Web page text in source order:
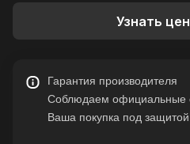
Узнать
Гарантия производителя
Соблюдаем официальные
Ваша покупка под